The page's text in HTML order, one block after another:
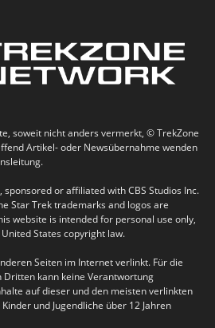
soweit nicht anders vermerkt, © TrekZone
Artikel- oder Newsübernahme wenden
or affiliated with CBS Studios Inc.
Star Trek trademarks and logos are
website is intended for personal use only,
States copyright law.
Seiten im Internet verlinkt. Für die
Dritten kann keine Verantwortung
auf dieser und den meisten verlinkten
und Jugendliche über 12 Jahren